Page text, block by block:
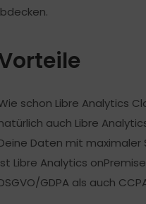
schon Libre Analytics
auch Libre
Daten mit maximaler
Libre Analytics
GDPA als auch